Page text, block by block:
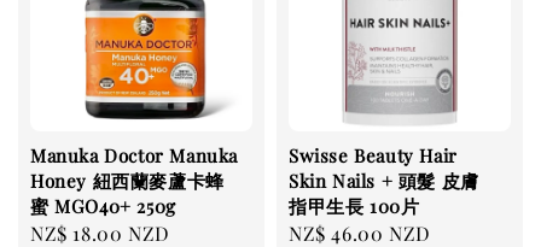
Manuka Doctor Manuka
Honey 紐西蘭麥蘆卡蜂
蜜 MGO40+ 250g
Regular
NZ$ 18.00 NZD
Swisse Beauty Hair
Skin Nails + 頭髮 皮膚
指甲生長 100片
Regular
NZ$ 46.00 NZD